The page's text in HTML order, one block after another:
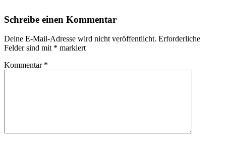
Schreibe einen Kommentar
Deine E-Mail-Adresse wird nicht veröffentlicht. Erforderliche
Felder sind mit * markiert
Kommentar *